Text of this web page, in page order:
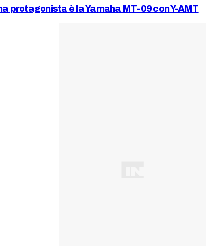
protagonista è la Yamaha MT-09 con Y-AMT